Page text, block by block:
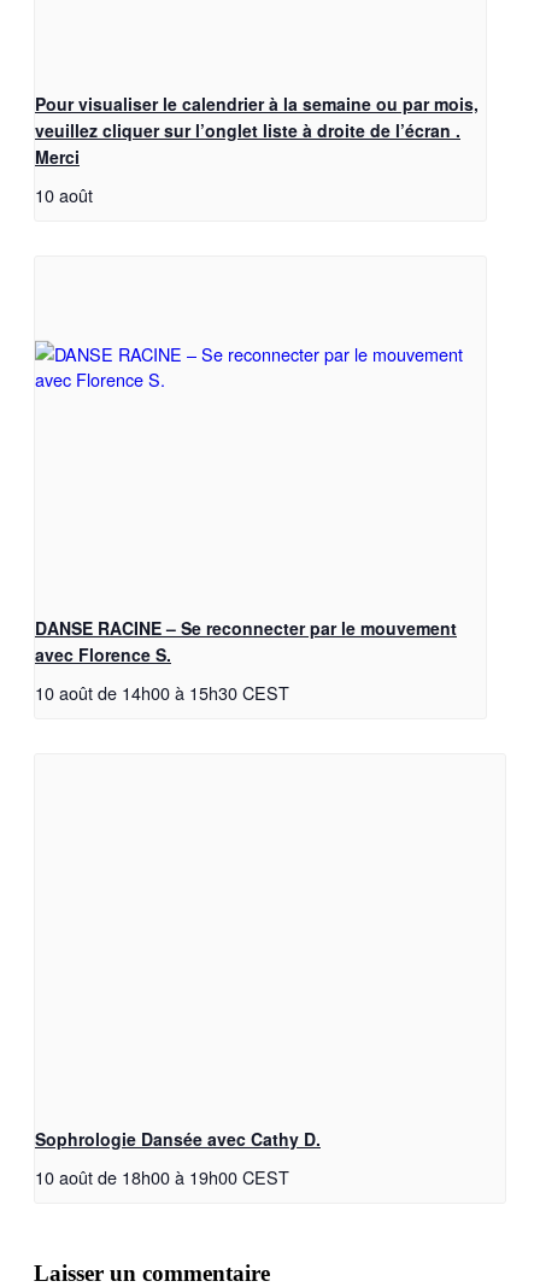
Pour visualiser le calendrier à la semaine ou par mois,
veuillez cliquer sur l’onglet liste à droite de l’écran .
Merci
10 août
DANSE RACINE – Se reconnecter par le mouvement
avec Florence S.
10 août de 14h00à 15h30CEST
Sophrologie Dansée avec Cathy D.
10 août de 18h00à 19h00CEST
Laisser un commentaire